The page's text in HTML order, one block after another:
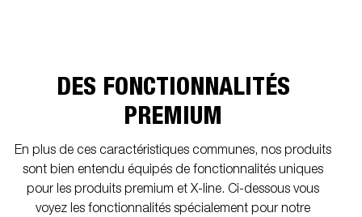
DES FONCTIONNALITÉS
PREMIUM
En plus de ces caractéristiques communes, nos produits
sont bien entendu équipés de fonctionnalités uniques
pour les produits premium et X-line. Ci-dessous vous
voyez les fonctionnalités spécialement pour notre